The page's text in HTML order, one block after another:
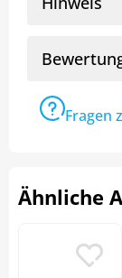
Fragen
Ähnliche